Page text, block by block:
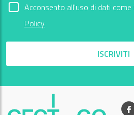
Acconsento all'uso di dati come
Policy
ISCRIVITI